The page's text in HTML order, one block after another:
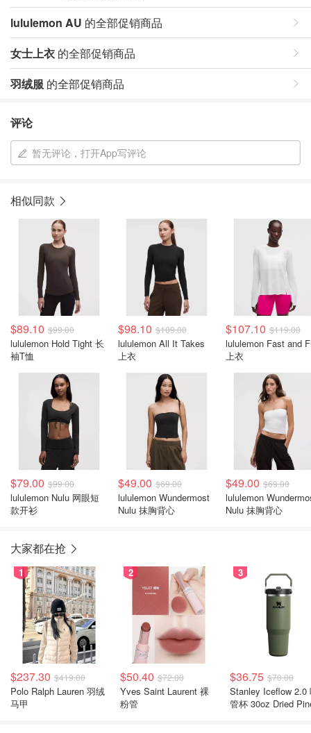
lululemon AU 的全部促销商品
女士上衣 的全部促销商品
羽绒服 的全部促销商品
评论
暂无评论，打开App写评论
相似同款
$89.10 $99.00
lululemon Hold Tight 长
袖T恤
$98.10 $109.00
lululemon All It Takes
上衣
$107.10 $119.00
lululemon Fast and
上衣
$79.00 $99.00
lululemon Nulu 网眼短
款开衫
$49.00 $69.00
lululemon Wundermost
Nulu 抹胸背心
$49.00 $69.00
lululemon
Nulu 抹胸背心
大家都在抢
1
$237.30 $419.00
Polo Ralph Lauren 羽绒
马甲
2
$50.40 $72.00
Yves Saint Laurent 裸
粉管
3
$36.75 $70.00
Stanley Iceflow 2.0 吸
管杯 30oz Dried